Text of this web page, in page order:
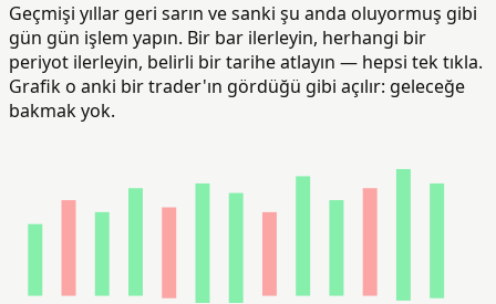
Geçmişi yıllar geri sarın ve sanki şu anda oluyormuş gibi
gün gün işlem yapın. Bir bar ilerleyin, herhangi bir
periyot ilerleyin, belirli bir tarihe atlayın — hepsi tek tıkla.
Grafik o anki bir trader'ın gördüğü gibi açılır: geleceğe
bakmak yok.